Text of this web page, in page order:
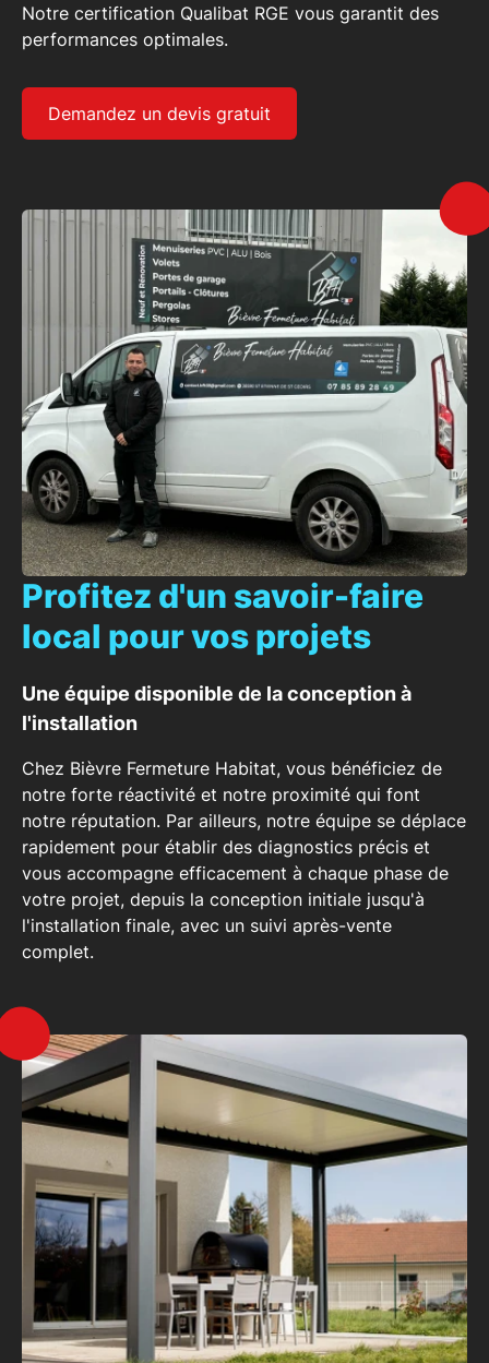
Notre certification Qualibat RGE vous garantit des
performances optimales.
Demandez un devis gratuit
Profitez d'un savoir-faire
local pour vos projets
Une équipe disponible de la conception à
l'installation
Chez Bièvre Fermeture Habitat, vous bénéficiez de
notre forte réactivité et notre proximité qui font
notre réputation. Par ailleurs, notre équipe se déplace
rapidement pour établir des diagnostics précis et
vous accompagne efficacement à chaque phase de
votre projet, depuis la conception initiale jusqu'à
l'installation finale, avec un suivi après-vente
complet.